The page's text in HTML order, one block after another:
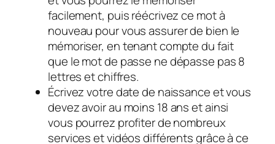
facilement, puis réécrivez ce mot à
nouveau pour vous assurer de bien le
mémoriser, en tenant compte du fait
que le mot de passe ne dépasse pas 8
lettres et chiffres.
Écrivez votre date de naissance et vous
devez avoir au moins 18 ans et ainsi
vous pourrez profiter de nombreux
services et vidéos différents grâce à ce